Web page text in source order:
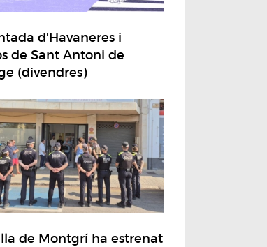
d'Havaneres i
de Sant Antoni de
(divendres)
de Montgrí ha estrenat